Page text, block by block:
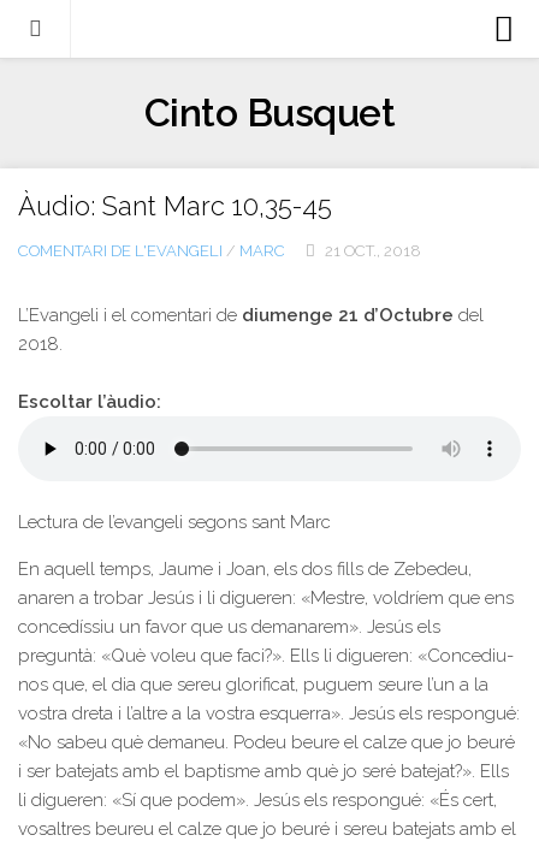
Llibres
Escrits-articles
Notícies
Italiano
English
Cinto Busquet
Àudio: Sant Marc 10,35-45
COMENTARI DE L'EVANGELI / MARC 21 OCT., 2018
L’Evangeli i el comentari de diumenge 21 d’Octubre del
2018.
Escoltar l’àudio:
Lectura de l’evangeli segons sant Marc
En aquell temps, Jaume i Joan, els dos fills de Zebedeu,
anaren a trobar Jesús i li digueren: «Mestre, voldríem que ens
concedíssiu un favor que us demanarem». Jesús els
preguntà: «Què voleu que faci?». Ells li digueren: «Concediu-
nos que, el dia que sereu glorificat, puguem seure l’un a la
vostra dreta i l’altre a la vostra esquerra». Jesús els respongué:
«No sabeu què demaneu. Podeu beure el calze que jo beuré
i ser batejats amb el baptisme amb què jo seré batejat?». Ells
li digueren: «Sí que podem». Jesús els respongué: «És cert,
vosaltres beureu el calze que jo beuré i sereu batejats amb el